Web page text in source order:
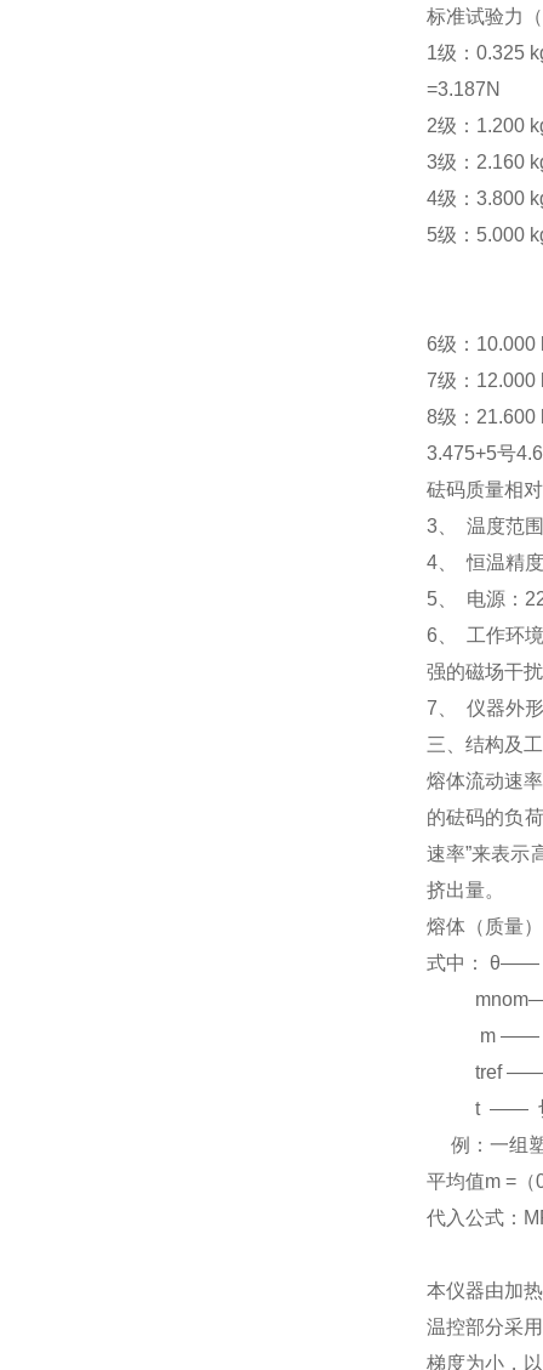
标准试验力
1级：0.325
=3.187N
2级：1.200
3级：2.160
4级：3.800
5级：5.000
6级：10.000
7级：12.000
8级：21.600
3.475+5号
砝码质量相
3、 温度范
4、 恒温精
5、 电源：
6、 工作环
强的磁场干
7、 仪器外
三、结构及
熔体流动速
的砝码的负
速率”来表示
挤出量。
熔体（质量
式中： θ——
mnom
m ——
tref
t ——
例： 一组
平均值m =（
代入公式：
本仪器由加
温控部分采
梯度为小，